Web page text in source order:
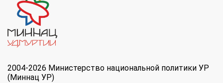
2004-2026 Министерство национальной политики УР
(Миннац УР)